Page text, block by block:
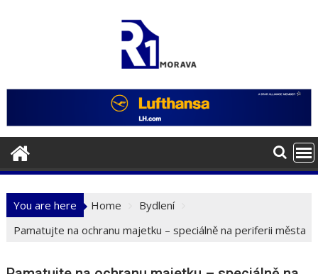
You are here Home
Bydlení
Pamatujte na ochranu majetku – speciálně na periferii města